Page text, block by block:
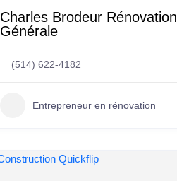
Charles Brodeur Rénovation
Générale
(514) 622-4182
Entrepreneur en rénovation